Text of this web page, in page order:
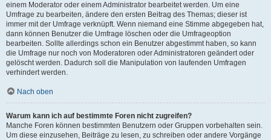
einem Moderator oder einem Administrator bearbeitet werden. Um eine
Umfrage zu bearbeiten, ändere den ersten Beitrag des Themas; dieser ist
immer mit der Umfrage verknüpft. Wenn niemand eine Stimme abgegeben hat,
dann können Benutzer die Umfrage löschen oder die Umfrageoption
bearbeiten. Sollte allerdings schon ein Benutzer abgestimmt haben, so kann
die Umfrage nur noch von Moderatoren oder Administratoren geändert oder
gelöscht werden. Dadurch soll die Manipulation von laufenden Umfragen
verhindert werden.
Nach oben
Warum kann ich auf bestimmte Foren nicht zugreifen?
Manche Foren können bestimmten Benutzern oder Gruppen vorbehalten sein.
Um diese einzusehen, Beiträge zu lesen, zu schreiben oder andere Vorgänge